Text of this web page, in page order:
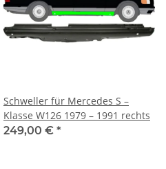
Schweller für Mercedes S –
Klasse W126 1979 – 1991 rechts
249,00 € *